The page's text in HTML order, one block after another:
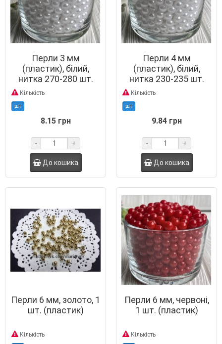
Перли 3 мм
(пластик), білий,
нитка 270-280 шт.
Кількість
шт
8.15 грн
- +
До кошика
Перли 4 мм
(пластик), білий,
нитка 230-235 шт.
Кількість
шт
9.84 грн
- +
До кошика
Перли 6 мм, золото, 1
шт. (пластик)
Кількість
Перли 6 мм, червоні,
1 шт. (пластик)
Кількість